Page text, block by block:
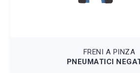
FRENI A PINZA
PNEUMATICI